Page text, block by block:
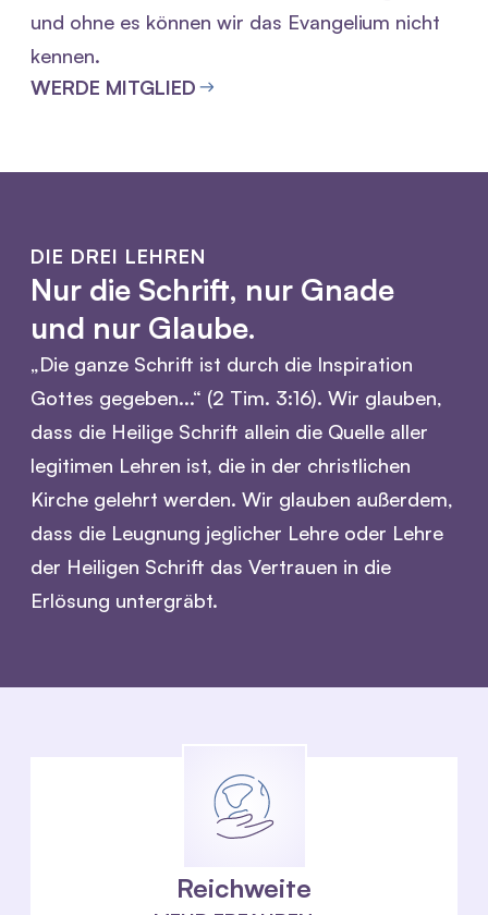
und ohne es können wir das Evangelium nicht
kennen.
WERDE MITGLIED
DIE DREI LEHREN
Nur die Schrift, nur Gnade
und nur Glaube.
„Die ganze Schrift ist durch die Inspiration
Gottes gegeben...“ (2 Tim. 3:16). Wir glauben,
dass die Heilige Schrift allein die Quelle aller
legitimen Lehren ist, die in der christlichen
Kirche gelehrt werden. Wir glauben außerdem,
dass die Leugnung jeglicher Lehre oder Lehre
der Heiligen Schrift das Vertrauen in die
Erlösung untergräbt.
Reichweite